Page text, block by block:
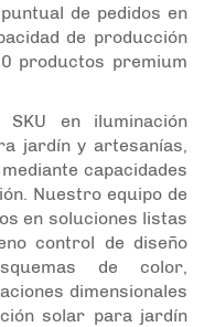
de pedidos en
de producción
productos premium
SKU en iluminación
jardín y artesanías,
capacidades
Nuestro equipo de
en soluciones listas
control de diseño
de color,
dimensionales
solar para jardín